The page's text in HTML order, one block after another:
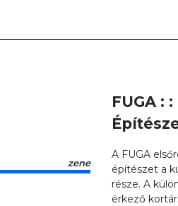
zene
FUGA :
A FUGA
építészet a
része. A
érkező